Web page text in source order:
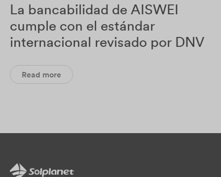
La bancabilidad de AISWEI
cumple con el estándar
internacional revisado por DNV
Read more